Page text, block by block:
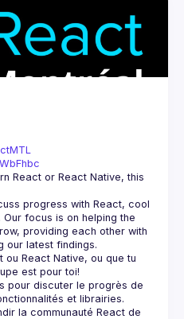
React or React Native, this
progress with React, cool
focus is on helping the
providing each other with
React Native, ou que tu
pour discuter le progrès de
et librairies.
la communauté React de